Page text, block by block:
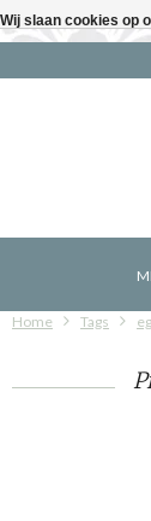
Home Tags
Wij slaan cookies op